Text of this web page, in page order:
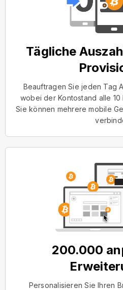
Tägliche
Beauftragen Sie jeden Tag
wobei der Kontostand alle
Sie können mehrere mobile
200.000
Personalisieren Sie Ihren